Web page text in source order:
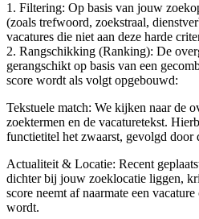
1. Filtering: Op basis van jouw
(zoals trefwoord, zoekstraal,
vacatures die niet aan deze harde
2. Rangschikking (Ranking): De
gerangschikt op basis van een
score wordt als volgt opgebouwd:
Tekstuele match: We kijken naar de
zoektermen en de vacaturetekst.
functietitel het zwaarst, gevolgd door
Actualiteit & Locatie: Recent
dichter bij jouw zoeklocatie liggen,
score neemt af naarmate een
wordt.